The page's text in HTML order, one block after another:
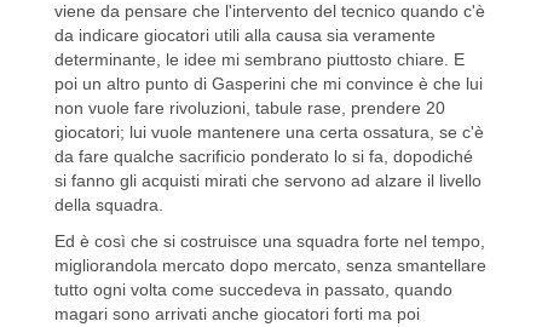
viene da pensare che l'intervento del tecnico quando c'è
da indicare giocatori utili alla causa sia veramente
determinante, le idee mi sembrano piuttosto chiare. E
poi un altro punto di Gasperini che mi convince è che lui
non vuole fare rivoluzioni, tabule rase, prendere 20
giocatori; lui vuole mantenere una certa ossatura, se c'è
da fare qualche sacrificio ponderato lo si fa, dopodiché
si fanno gli acquisti mirati che servono ad alzare il livello
della squadra.
Ed è così che si costruisce una squadra forte nel tempo,
migliorandola mercato dopo mercato, senza smantellare
tutto ogni volta come succedeva in passato, quando
magari sono arrivati anche giocatori forti ma poi